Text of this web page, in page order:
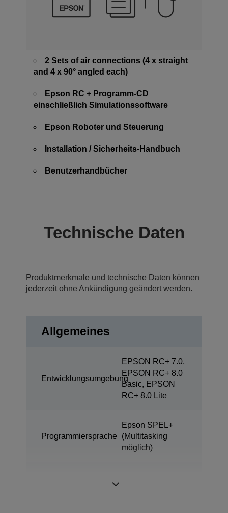
2 Sets of air connections (4 x straight
and 4 x 90° angled each)
Epson RC + Programm-CD
einschließlich Simulationssoftware
Epson Roboter und Steuerung
Installation / Sicherheits-Handbuch
Benutzerhandbücher
Technische Daten
Produktmerkmale und technische Daten können
jederzeit ohne Ankündigung geändert werden.
Allgemeines
Entwicklungsumgebung
EPSON RC+ 7.0,
EPSON RC+ 8.0
Basic, EPSON
RC+ 8.0 Lite
Programmiersprache
Epson SPEL+
(Multitasking
möglich)